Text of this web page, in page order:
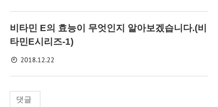
비타민 E의 효능이 무엇인지 알아보겠습니다.(비
타민E시리즈-1)
2018.12.22
댓글